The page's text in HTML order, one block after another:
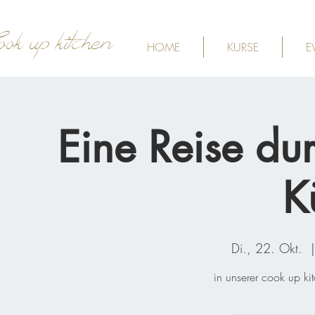
up kitchen HOME KURSE
Eine Reise
Di., 22. Okt.
in unserer cook up